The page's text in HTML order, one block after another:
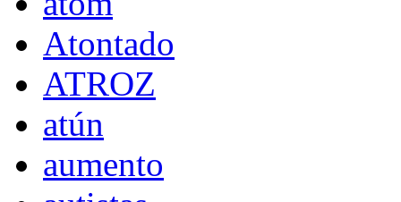
Atontado
ATROZ
atún
aumento